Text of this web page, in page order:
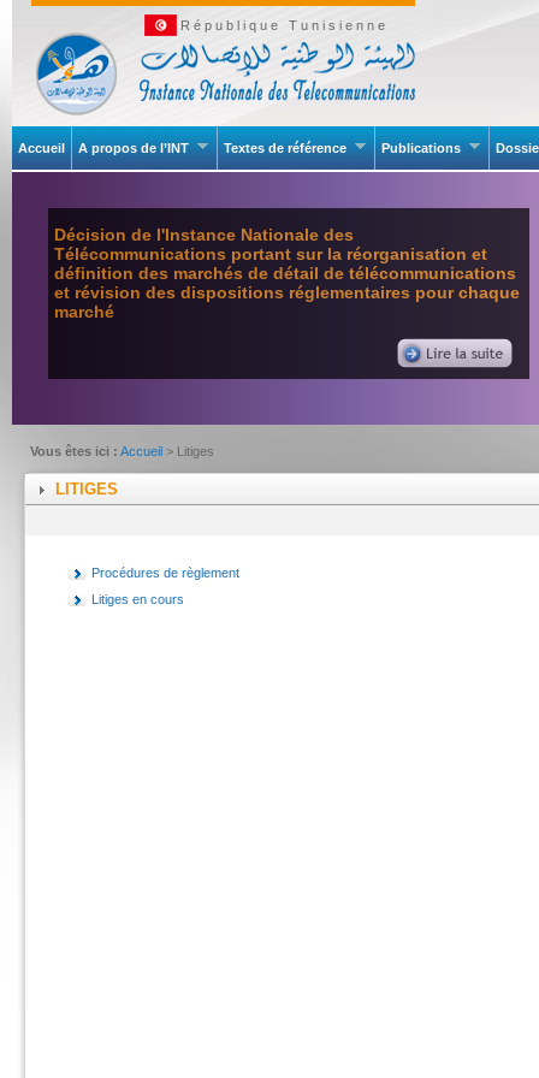
République Tunisienne
Accueil A propos de l’INT Textes de référence Publications
Décision de l'Instance Nationale des
Télécommunications portant sur la réorganisation et
définition des marchés de détail de télécommunications
et révision des dispositions réglementaires pour chaque
marché
Vous êtes ici : Accueil > Litiges
LITIGES
Procédures de règlement
Litiges en cours